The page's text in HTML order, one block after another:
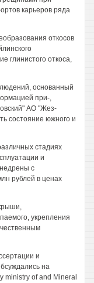
карьеров ряда
откосов
глинистого откоса,
основанный
при-,
АО "Жез-
состояние южного и
стадиях
и
с
рублей в ценах
укрепления
и
на
ministry of and Mineral